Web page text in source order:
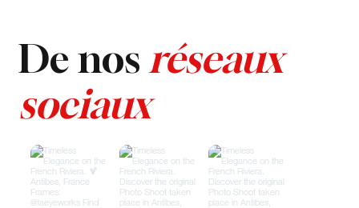
De nos réseaux
sociaux